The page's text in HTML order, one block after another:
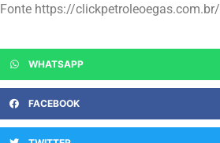
Fonte https://clickpetroleoegas.com.br/
WHATSAPP
FACEBOOK